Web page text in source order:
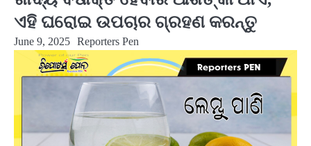
ଏହି ଘରୋଇ ଉପଚାର ଗ୍ରହଣ କରନ୍ତୁ
June 9, 2025 Reporters Pen